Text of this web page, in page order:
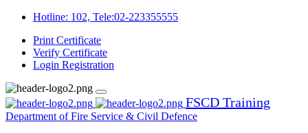
Hotline: 102, Tele:02-223355555
Print Certificate
Verify Certificate
Login Registration
FSCD Training
Department of Fire Service & Civil Defence